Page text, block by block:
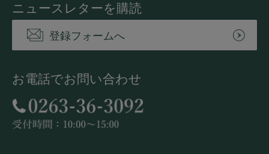
ニュースレターを購読
登録フォームへ
お電話でお問い合わせ